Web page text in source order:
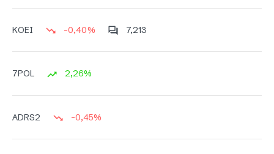
KOEI -0,40% 7,213
7POL 2,26%
ADRS2 -0,45%